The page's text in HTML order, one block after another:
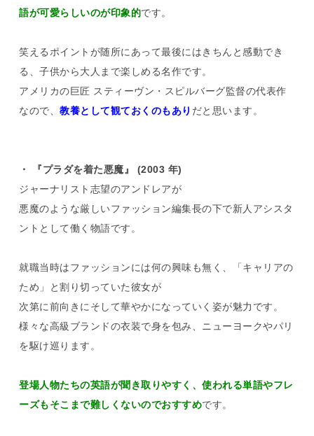
語が可愛らしいのが印象的です。
笑えるポイントが随所にあって最後にはきちんと感動でき
る、子供から大人まで楽しめる名作です。
アメリカの巨匠 スティーヴン・スピルバーグ監督の代表作
なので、教養として観ておくのもあり だと思います。
・ 『プラダを着た悪魔』 (2003 年)
ジャーナリスト志望のアンドレアが
悪魔のような厳しいファッション編集長の下で新人アシスタ
ントとして働く物語です。
就職当時はファッションには何の興味も無く、「キャリアの
ため」と割り切っていた彼女が
次第に前向きにそして華やかになっていく姿が魅力です。
様々な高級ブランドの衣装で身を包み、ニューヨークやパリ
を駆け巡ります。
登場人物たちの英語が聞き取りやすく、使われる単語やフレ
ーズもそこまで難しくないのでおすすめです。